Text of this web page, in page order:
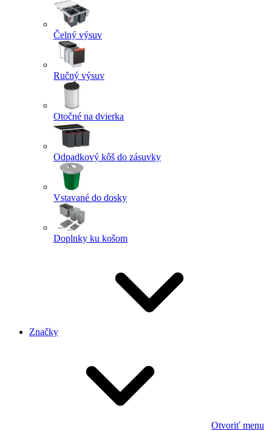
Čelný výsuv
Ručný výsuv
Otočné na dvierka
Odpadkový kôš do zásuvky
Vstavané do dosky
Doplnky ku košom
Značky
Otvoriť menu